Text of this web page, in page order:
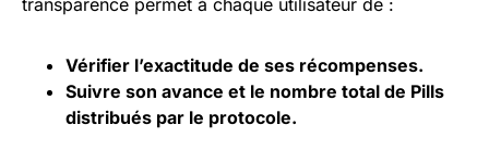
transparence permet à chaque utilisateur de :
Vérifier l’exactitude de ses récompenses.
Suivre son avance et le nombre total de Pills
distribués par le protocole.